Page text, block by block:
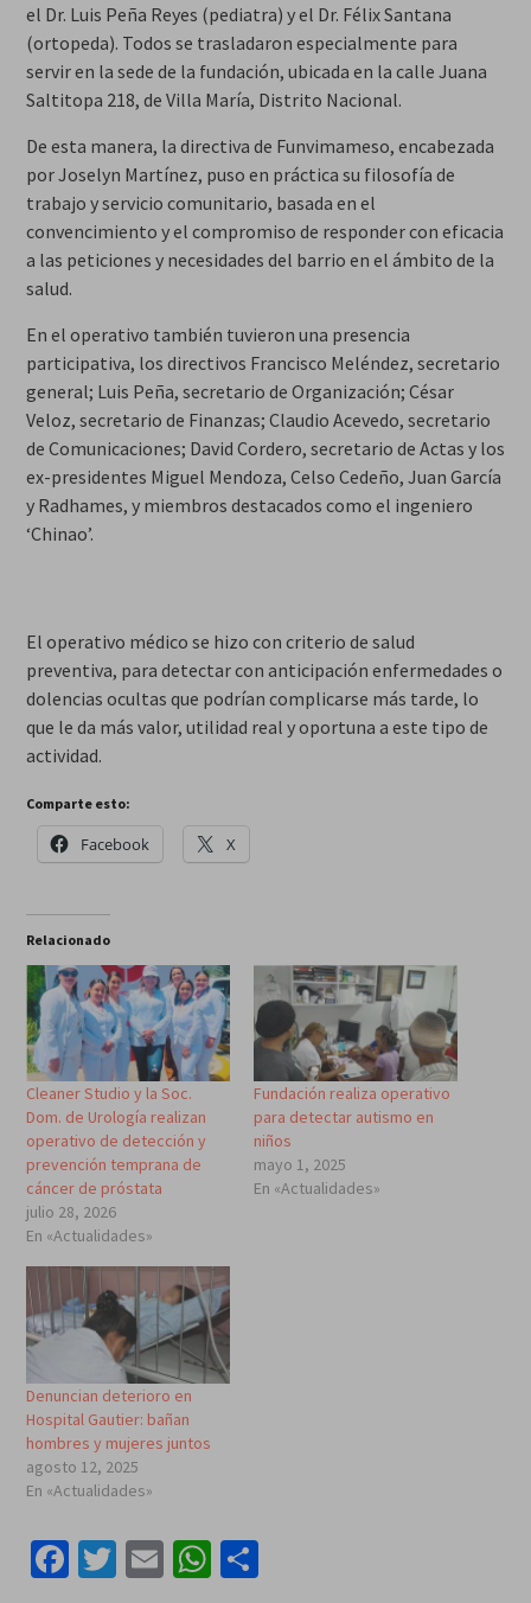
el Dr. Luis Peña Reyes (pediatra) y el Dr. Félix Santana
(ortopeda). Todos se trasladaron especialmente para
servir en la sede de la fundación, ubicada en la calle Juana
Saltitopa 218, de Villa María, Distrito Nacional.
De esta manera, la directiva de Funvimameso, encabezada
por Joselyn Martínez, puso en práctica su filosofía de
trabajo y servicio comunitario, basada en el
convencimiento y el compromiso de responder con eficacia
a las peticiones y necesidades del barrio en el ámbito de la
salud.
En el operativo también tuvieron una presencia
participativa, los directivos Francisco Meléndez, secretario
general; Luis Peña, secretario de Organización; César
Veloz, secretario de Finanzas; Claudio Acevedo, secretario
de Comunicaciones; David Cordero, secretario de Actas y los
ex-presidentes Miguel Mendoza, Celso Cedeño, Juan García
y Radhames, y miembros destacados como el ingeniero
‘Chinao’.
El operativo médico se hizo con criterio de salud
preventiva, para detectar con anticipación enfermedades o
dolencias ocultas que podrían complicarse más tarde, lo
que le da más valor, utilidad real y oportuna a este tipo de
actividad.
Comparte esto:
Facebook X
Relacionado
Cleaner Studio y la Soc.
Dom. de Urología realizan
operativo de detección y
prevención temprana de
cáncer de próstata
julio 28, 2026
En «Actualidades»
Fundación realiza operativo
para detectar autismo en
niños
mayo 1, 2025
En «Actualidades»
Denuncian deterioro en
Hospital Gautier: bañan
hombres y mujeres juntos
agosto 12, 2025
En «Actualidades»
Facebook
Twitter
EmailWhatsApp
Compartir